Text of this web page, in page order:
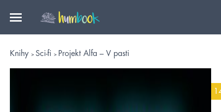
Knihy Sci-fi Projekt Alfa – V pasti